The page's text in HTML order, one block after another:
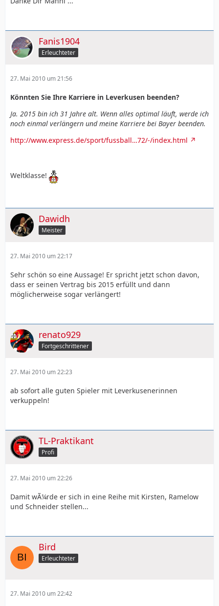
Fanis1904
Erleuchteter
27. Mai 2010 um 21:56
Könnten Sie Ihre Karriere in Leverkusen beenden?
Ja. 2015 bin ich 31 Jahre alt. Wenn alles optimal läuft, werde ich
noch einmal verlängern und meine Karriere bei Bayer beenden.
http://www.express.de/sport/fussball…72/-/index.html
Weltklasse!
Dawidh
Meister
27. Mai 2010 um 22:17
Sehr schön so eine Aussage! Er spricht jetzt schon davon,
dass er seinen Vertrag bis 2015 erfüllt und dann
möglicherweise sogar verlängert!
renato929
Fortgeschrittener
27. Mai 2010 um 22:23
ab sofort alle guten Spieler mit Leverkusenerinnen
verkuppeln!
TL-Praktikant
Profi
27. Mai 2010 um 22:26
Damit wÃ¼rde er sich in eine Reihe mit Kirsten, Ramelow
und Schneider stellen...
Bird
Erleuchteter
27. Mai 2010 um 22:42